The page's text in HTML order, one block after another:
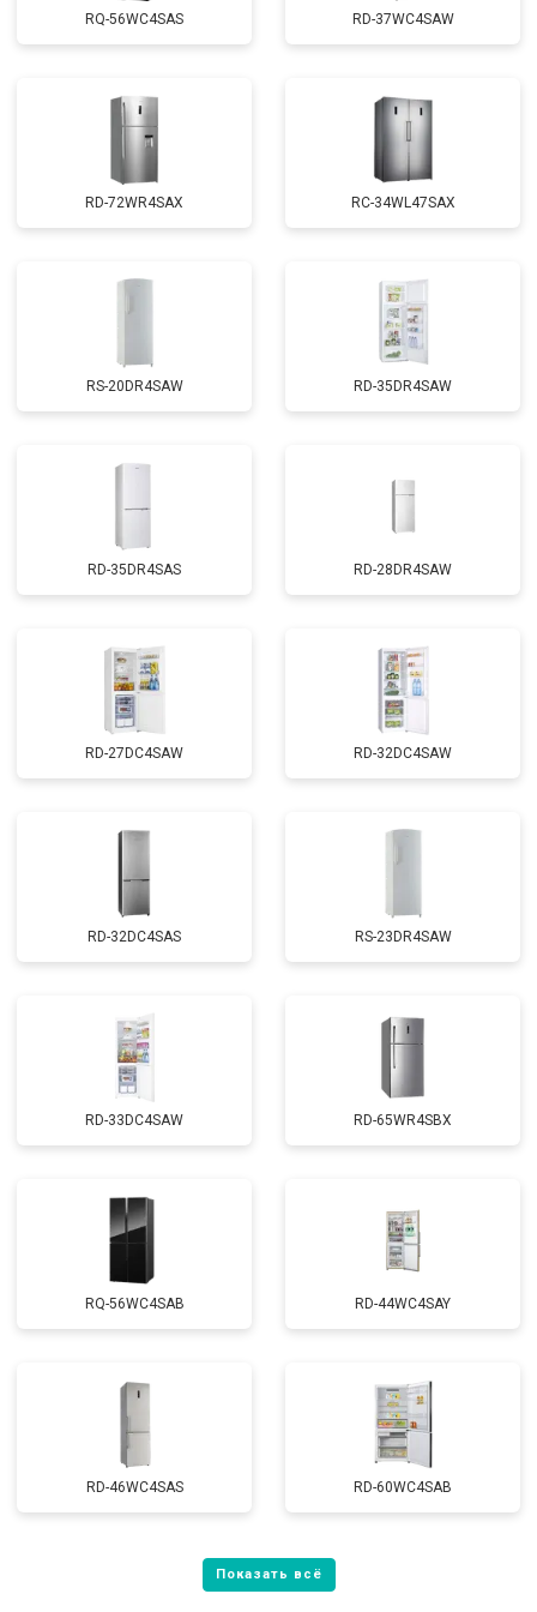
RQ-56WC4SAS RD-37WC4SAW
RD-72WR4SAX RС-34WL47SAX
RS-20DR4SAW RD-35DR4SAW
RD-35DR4SAS RD-28DR4SAW
RD-27DC4SAW RD-32DC4SAW
RD-32DC4SAS RS-23DR4SAW
RD-33DC4SAW RD-65WR4SBX
RQ-56WC4SAB RD-44WC4SAY
RD-46WC4SAS RD-60WC4SAB